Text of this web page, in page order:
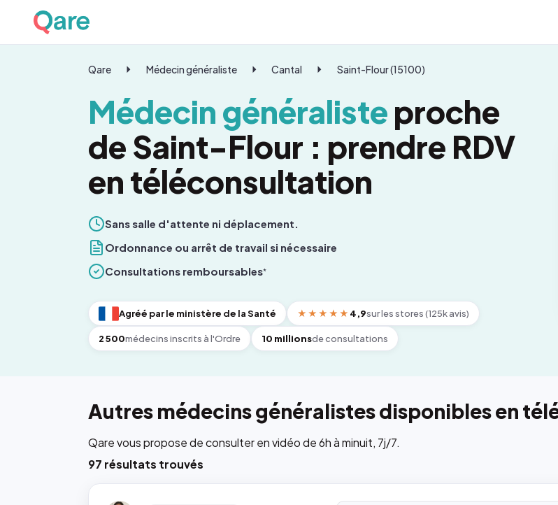
Qare Médecin généraliste Cantal Saint-Flour (15100)
Médecin généralisteproche
de Saint-Flour : prendre RDV
en téléconsultation
Sans salle d'attente ni déplacement.
Ordonnance ou arrêt de travail si nécessaire
Consultations remboursables*
Agréé par le ministère de la Santé ★★★★★ 4,9sur les stores (125k avis)
2 500médecins inscrits à l'Ordre 10 millionsde consultations
Autres médecins généralistes disponibles en
Qare vous propose de consulter en vidéo de 6h à minuit, 7j/7.
97 résultats trouvés